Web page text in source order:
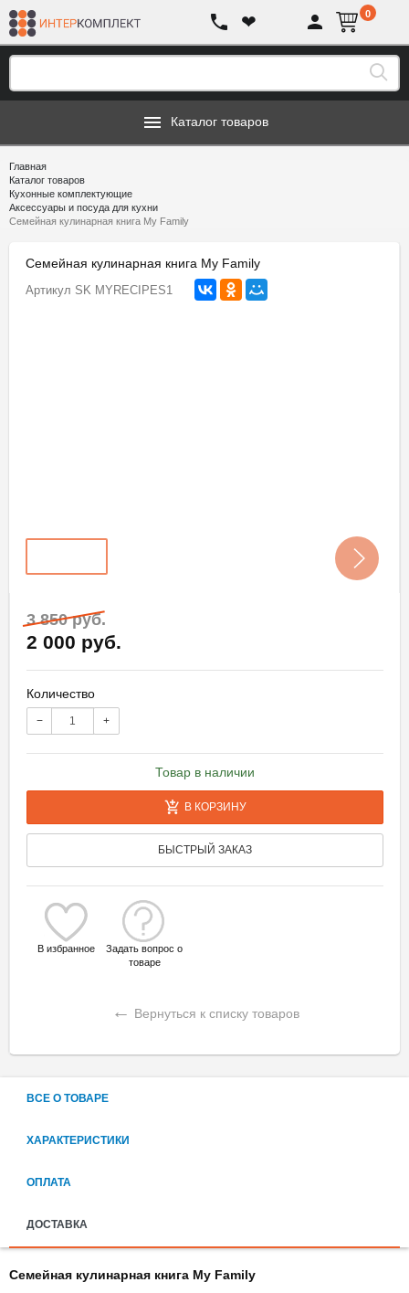
❤ 0
Каталог товаров
Главная
Каталог товаров
Кухонные комплектующие
Аксессуары и посуда для кухни
Семейная кулинарная книга My Family
Семейная кулинарная книга My Family
Артикул SK MYRECIPES1
3 850 руб.
2 000 руб.
Количество
− +
Товар в наличии
В КОРЗИНУ
БЫСТРЫЙ ЗАКАЗ
В избранное
Задать вопрос о
товаре
← Вернуться к списку товаров
ВСЕ О ТОВАРЕ
ХАРАКТЕРИСТИКИ
ОПЛАТА
ДОСТАВКА
Семейная кулинарная книга My Family